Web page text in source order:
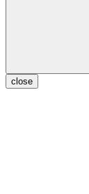
close